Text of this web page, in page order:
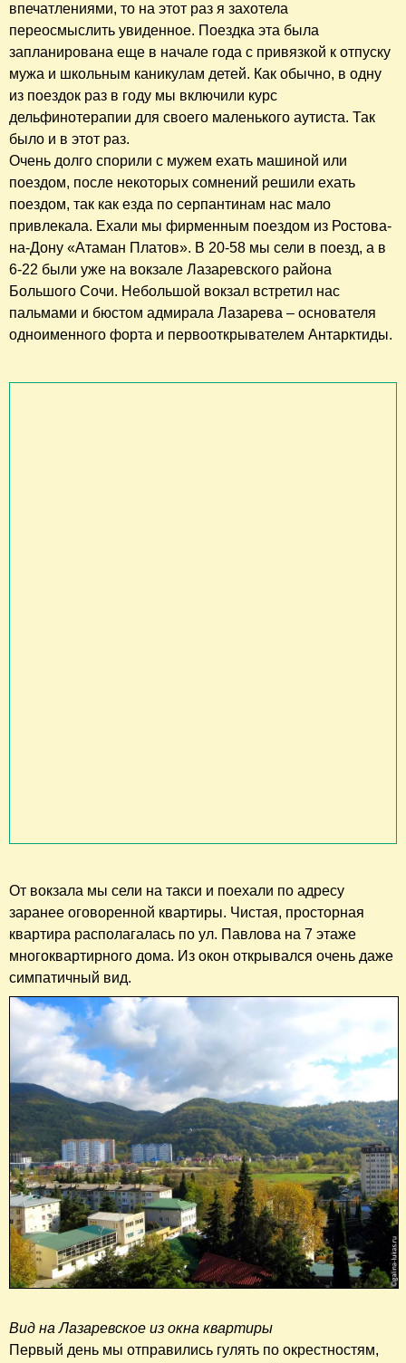
впечатлениями, то на этот раз я захотела
переосмыслить увиденное. Поездка эта была
запланирована еще в начале года с привязкой к отпуску
мужа и школьным каникулам детей. Как обычно, в одну
из поездок раз в году мы включили курс
дельфинотерапии для своего маленького аутиста. Так
было и в этот раз.
Очень долго спорили с мужем ехать машиной или
поездом, после некоторых сомнений решили ехать
поездом, так как езда по серпантинам нас мало
привлекала. Ехали мы фирменным поездом из Ростова-
на-Дону «Атаман Платов». В 20-58 мы сели в поезд, а в
6-22 были уже на вокзале Лазаревского района
Большого Сочи. Небольшой вокзал встретил нас
пальмами и бюстом адмирала Лазарева – основателя
одноименного форта и первооткрывателем Антарктиды.
От вокзала мы сели на такси и поехали по адресу
заранее оговоренной квартиры. Чистая, просторная
квартира располагалась по ул. Павлова на 7 этаже
многоквартирного дома. Из окон открывался очень даже
симпатичный вид.
Вид на Лазаревское из окна квартиры
Первый день мы отправились гулять по окрестностям,